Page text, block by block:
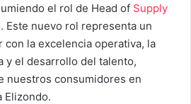
el rol de Head of Supply
Este nuevo rol representa un
con la excelencia operativa, la
y el desarrollo del talento,
nuestros consumidores en
Elizondo.